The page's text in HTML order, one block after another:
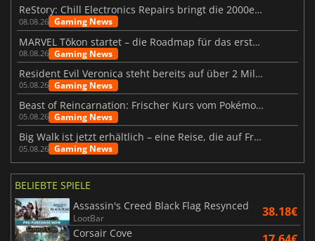
ReStory: Chill Electronics Repairs bringt die 2000er zurück
08.08.26 Gaming News
MARVEL Tōkon startet – die Roadmap für das erste Jahr wurde vorgestellt
08.08.26 Gaming News
Resident Evil Veronica steht bereits auf über 2 Millionen Wunschlisten
05.08.26 Gaming News
Beast of Reincarnation: Frischer Kurs vom Pokémon-Studio
05.08.26 Gaming News
Big Walk ist jetzt erhältlich – eine Reise, die auf Freundschaft basiert
05.08.26 Gaming News
BELIEBTE SPIELE
Assassin's Creed Black Flag Resynced
LootBar 38.18€
Corsair Cove